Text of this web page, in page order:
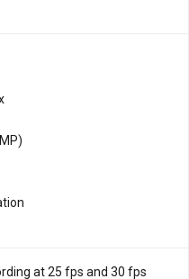
at 25 fps and 30 fps